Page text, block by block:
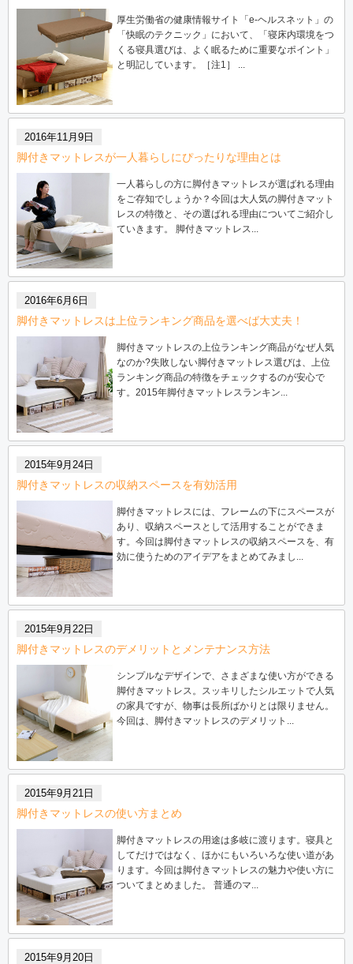
厚生労働省の健康情報サイト「e-ヘルスネット」の
「快眠のテクニック」において、「寝床内環境をつ
くる寝具選びは、よく眠るために重要なポイント」
と明記しています。［注1］ ...
2016年11月9日
脚付きマットレスが一人暮らしにぴったりな理由とは
一人暮らしの方に脚付きマットレスが選ばれる理由
をご存知でしょうか？今回は大人気の脚付きマット
レスの特徴と、その選ばれる理由についてご紹介し
ていきます。 脚付きマットレス...
2016年6月6日
脚付きマットレスは上位ランキング商品を選べば大丈夫！
脚付きマットレスの上位ランキング商品がなぜ人気
なのか?失敗しない脚付きマットレス選びは、上位
ランキング商品の特徴をチェックするのが安心で
す。2015年脚付きマットレスランキン...
2015年9月24日
脚付きマットレスの収納スペースを有効活用
脚付きマットレスには、フレームの下にスペースが
あり、収納スペースとして活用することができま
す。今回は脚付きマットレスの収納スペースを、有
効に使うためのアイデアをまとめてみまし...
2015年9月22日
脚付きマットレスのデメリットとメンテナンス方法
シンプルなデザインで、さまざまな使い方ができる
脚付きマットレス。スッキリしたシルエットで人気
の家具ですが、物事は長所ばかりとは限りません。
今回は、脚付きマットレスのデメリット...
2015年9月21日
脚付きマットレスの使い方まとめ
脚付きマットレスの用途は多岐に渡ります。寝具と
してだけではなく、ほかにもいろいろな使い道があ
ります。今回は脚付きマットレスの魅力や使い方に
ついてまとめました。 普通のマ...
2015年9月20日